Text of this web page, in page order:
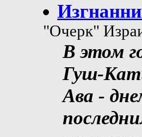
"Очерк"
В этом
Гуш-
Ава -